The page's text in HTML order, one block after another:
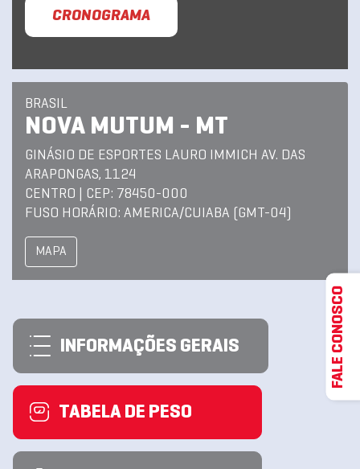
CRONOGRAMA
BRASIL
NOVA MUTUM - MT
GINÁSIO DE ESPORTES LAURO IMMICH AV. DAS
ARAPONGAS, 1124
CENTRO | CEP: 78450-000
FUSO HORÁRIO: AMERICA/CUIABA (GMT-04)
MAPA
INFORMAÇÕES GERAIS
TABELA DE PESO
FALE CONOSCO